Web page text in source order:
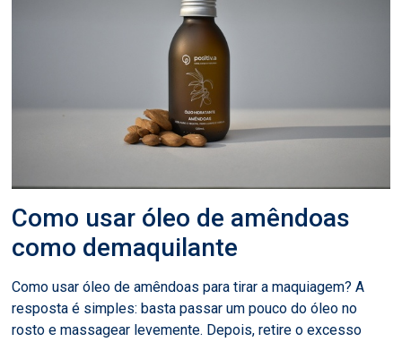
Como usar óleo de amêndoas
como demaquilante
Como usar óleo de amêndoas para tirar a maquiagem? A
resposta é simples: basta passar um pouco do óleo no
rosto e massagear levemente. Depois, retire o excesso